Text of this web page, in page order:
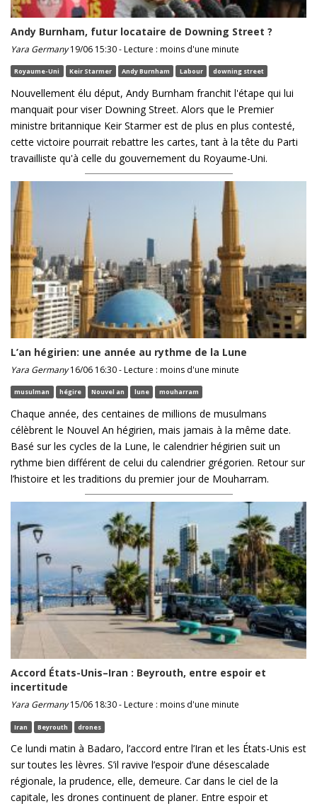
Andy Burnham, futur locataire de Downing Street ?
Yara Germany19/06 15:30 - Lecture : moins d'une minute
Royaume-Uni Keir Starmer Andy Burnham Labour downing street
Nouvellement élu déput, Andy Burnham franchit l'étape qui lui
manquait pour viser Downing Street. Alors que le Premier
ministre britannique Keir Starmer est de plus en plus contesté,
cette victoire pourrait rebattre les cartes, tant à la tête du Parti
travailliste qu'à celle du gouvernement du Royaume-Uni.
L’an hégirien: une année au rythme de la Lune
Yara Germany16/06 16:30 - Lecture : moins d'une minute
musulman hégire Nouvel an lune mouharram
Chaque année, des centaines de millions de musulmans
célèbrent le Nouvel An hégirien, mais jamais à la même date.
Basé sur les cycles de la Lune, le calendrier hégirien suit un
rythme bien différent de celui du calendrier grégorien. Retour sur
l’histoire et les traditions du premier jour de Mouharram.
Accord États-Unis–Iran : Beyrouth, entre espoir et
incertitude
Yara Germany15/06 18:30 - Lecture : moins d'une minute
Iran Beyrouth drones
Ce lundi matin à Badaro, l’accord entre l’Iran et les États-Unis est
sur toutes les lèvres. S’il ravive l’espoir d’une désescalade
régionale, la prudence, elle, demeure. Car dans le ciel de la
capitale, les drones continuent de planer. Entre espoir et